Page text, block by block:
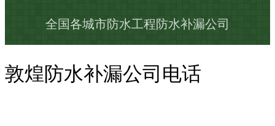
全国各城市防水工程防水补漏公司
敦煌防水补漏公司电话